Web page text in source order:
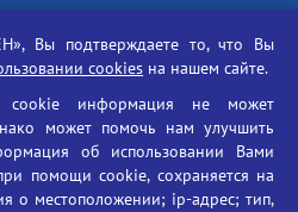
услуг
безопасности
прокуратура РФ
Вы подтверждаете то, что Вы
cookies на нашем сайте.
информация не может
может помочь нам улучшить
об использовании Вами
помощи cookie, сохраняется на
о местоположении; ip-адрес; тип,